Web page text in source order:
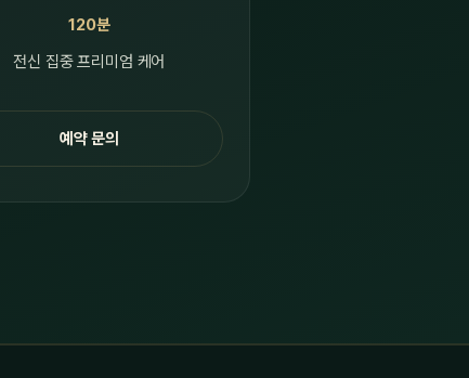
120분
전신 집중 프리미엄 케어
예약 문의